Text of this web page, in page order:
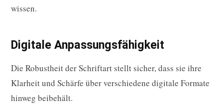
wissen.
Digitale Anpassungsfähigkeit
Die Robustheit der Schriftart stellt sicher, dass sie ihre
Klarheit und Schärfe über verschiedene digitale Formate
hinweg beibehält.